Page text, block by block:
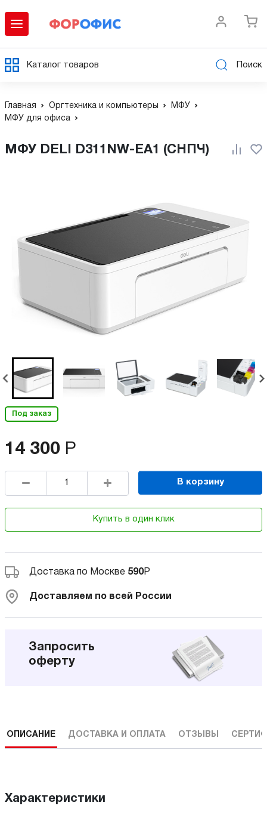
Каталог товаров Поиск
Главная Оргтехника и компьютеры
МФУ
МФУ для офиса
МФУ DELI D311NW-EA1 (СНПЧ)
Под заказ
14 300 Р
В корзину
Купить в один клик
Доставка по Москве 590Р
Доставляем по всей России
Запросить
оферту
ОПИСАНИЕ ДОСТАВКА И ОПЛАТА ОТЗЫВЫ
Характеристики